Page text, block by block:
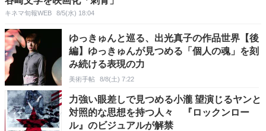
キネマ旬報WEB 8/5(水) 18:04
ゆっきゅんと巡る、出光真子の作品世界【後
編】ゆっきゅんが見つめる「個人の魂」を刻
み続ける表現の力
美術手帖 8/8(土) 7:22
力強い眼差しで見つめる小瀧 望演じるヤンと
対照的な思想を持つ人々 『ロックンロー
ル』のビジュアルが解禁